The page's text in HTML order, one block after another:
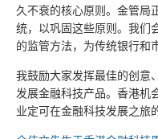
久不衰的核心原则。金管局
统，以巩固这些原则。我们
的监管方法，为传统银行和
我鼓励大家发挥最佳的创意
发展金融科技产品。香港机
业定可在金融科技发展之旅